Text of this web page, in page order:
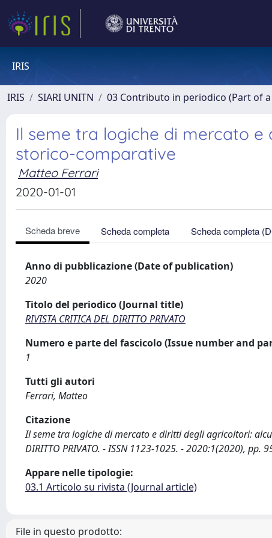
IRIS
IRIS SIARI UNITN 03 Contributo in periodico (Part of
Il seme tra logiche di mercato
storico-comparative
Matteo Ferrari
2020-01-01
Scheda breve Scheda completa Scheda completa
Anno di pubblicazione (Date of publication)
2020
Titolo del periodico (Journal title)
RIVISTA CRITICA DEL DIRITTO PRIVATO
Numero e parte del fascicolo (Issue number and
1
Tutti gli autori
Ferrari, Matteo
Citazione
Il seme tra logiche di mercato e diritti degli agricoltori:
DIRITTO PRIVATO. - ISSN 1123-1025. - 2020:1(2020), pp.
Appare nelle tipologie:
03.1 Articolo su rivista (Journal article)
File in questo prodotto: